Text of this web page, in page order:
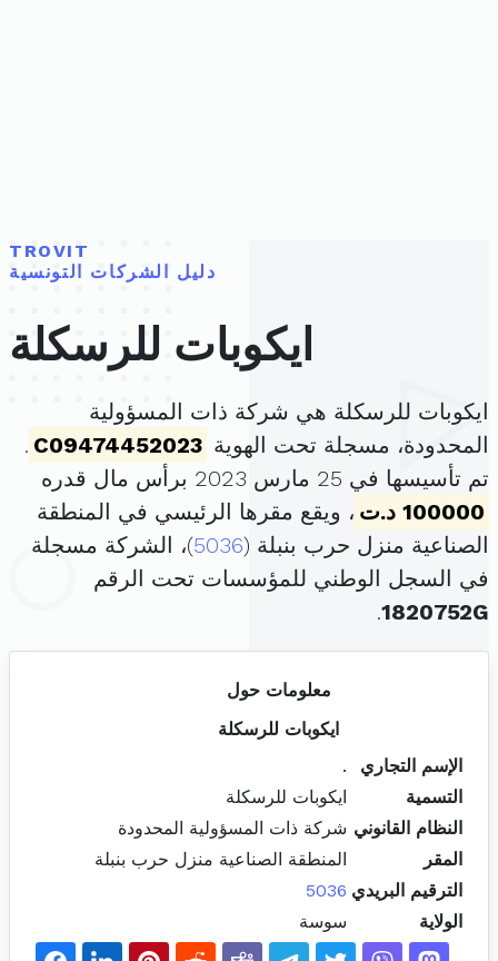
TROVIT
دليل الشركات التونسية
ايكوبات للرسكلة
ايكوبات للرسكلة هي شركة ذات المسؤولية
المحدودة، مسجلة تحت الهوية C09474452023
.
تم تأسيسها في 25 مارس 2023 برأس مال قدره
100000 د.ت
، ويقع مقرها الرئيسي في المنطقة
الصناعية منزل حرب بنبلة (5036)، الشركة مسجلة
في السجل الوطني للمؤسسات تحت الرقم
1820752G
.
معلومات حول
ايكوبات للرسكلة
الإسم التجاري
.
التسمية
ايكوبات للرسكلة
النظام القانوني شركة ذات المسؤولية المحدودة
المقر
المنطقة الصناعية منزل حرب بنبلة
الترقيم البريدي 5036
الولاية
سوسة